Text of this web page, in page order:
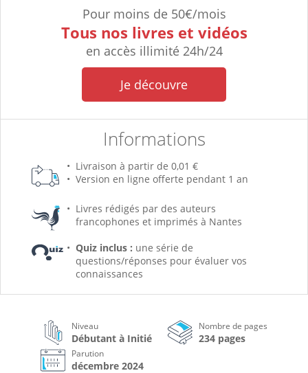
Pour moins de 50€/mois
Tous nos livres et vidéos
en accès illimité 24h/24
Je découvre
Informations
Livraison à partir de 0,01 €
Version en ligne offerte pendant 1 an
Livres rédigés par des auteurs
francophones et imprimés à Nantes
Quiz inclus : une série de
questions/réponses pour évaluer vos
connaissances
Niveau
Débutant à Initié
Nombre de pages
234 pages
Parution
décembre 2024